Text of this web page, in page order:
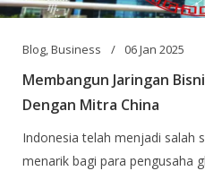
Blog,Business 06 Jan 2025
Membangun Jaringan
Dengan Mitra China
Indonesia telah menjadi salah
menarik bagi para pengusaha